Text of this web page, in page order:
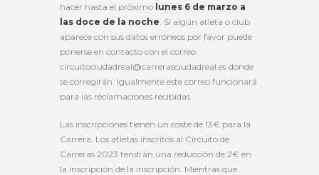
hacer hasta el próximo lunes 6 de marzo a
las doce de la noche . Si algún atleta o club
aparece con sus datos erróneos por favor puede
ponerse en contacto con el correo
circuitociudadreal@carrerasciudadreal.es donde
se corregirán. Igualmente este correo funcionará
para las reclamaciones recibidas.
Las inscripciones tienen un coste de 13€ para la
Carrera. Los atletas inscritos al Circuito de
Carreras 2023 tendrán una reducción de 2€ en
la inscripción de la inscripción. Mientras que